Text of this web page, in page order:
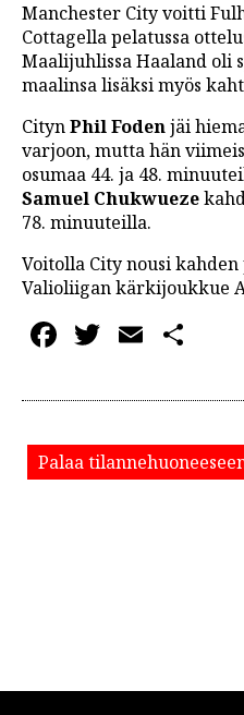
Manchester City voitti
Cottagella pelatussa
Maalijuhlissa Haaland oli
maalinsa lisäksi myös
CitynPhil Fodenjäi
varjoon, mutta hän
osumaa 44. ja 48.
Samuel Chukwueze
78. minuuteilla.
Voitolla City nousi
Valioliigan kärkijoukkue
Facebook
Twitter
Email
Palaa